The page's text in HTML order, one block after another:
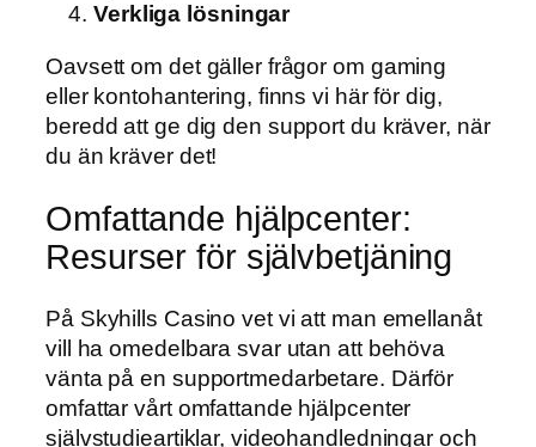
Verkliga lösningar
Oavsett om det gäller frågor om gaming
eller kontohantering, finns vi här för dig,
beredd att ge dig den support du kräver, när
du än kräver det!
Omfattande hjälpcenter:
Resurser för självbetjäning
På Skyhills Casino vet vi att man emellanåt
vill ha omedelbara svar utan att behöva
vänta på en supportmedarbetare. Därför
omfattar vårt omfattande hjälpcenter
självstudieartiklar, videohandledningar och